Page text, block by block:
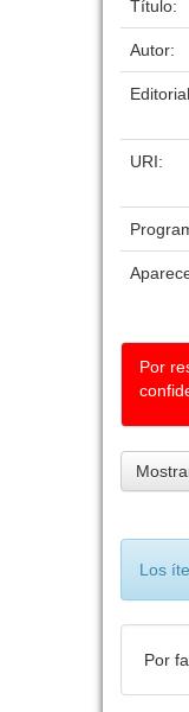
Título:
Autor:
URI:
Por
Los
Por